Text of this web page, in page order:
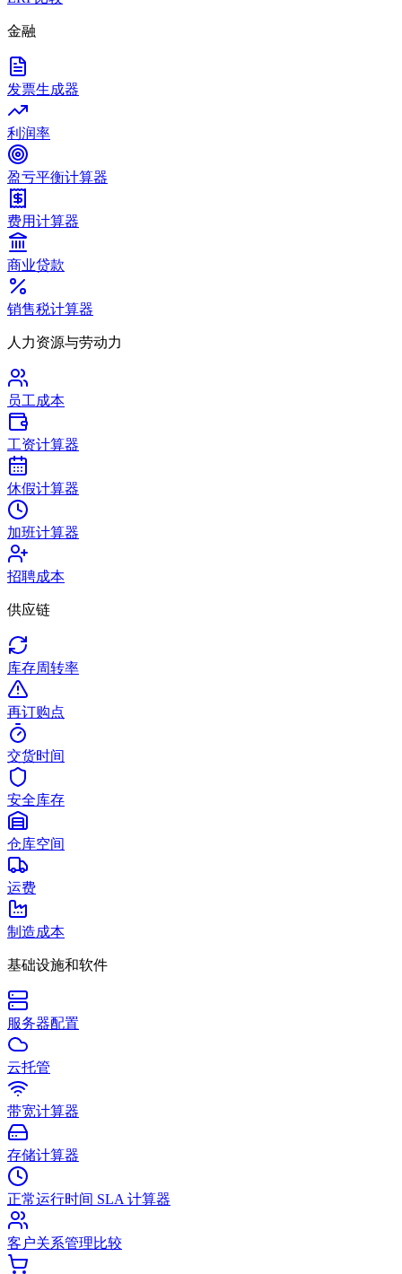
金融
发票生成器
利润率
盈亏平衡计算器
费用计算器
商业贷款
销售税计算器
人力资源与劳动力
员工成本
工资计算器
休假计算器
加班计算器
招聘成本
供应链
库存周转率
再订购点
交货时间
安全库存
仓库空间
运费
制造成本
基础设施和软件
服务器配置
云托管
带宽计算器
存储计算器
正常运行时间 SLA 计算器
客户关系管理比较